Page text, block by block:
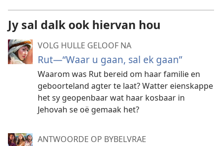
Jy sal dalk ook hiervan hou
VOLG HULLE GELOOF NA
Rut​—“Waar u gaan, sal ek gaan”
Waarom was Rut bereid om haar familie en
geboorteland agter te laat? Watter eienskappe
het sy geopenbaar wat haar kosbaar in
Jehovah se oë gemaak het?
ANTWOORDE OP BYBELVRAE